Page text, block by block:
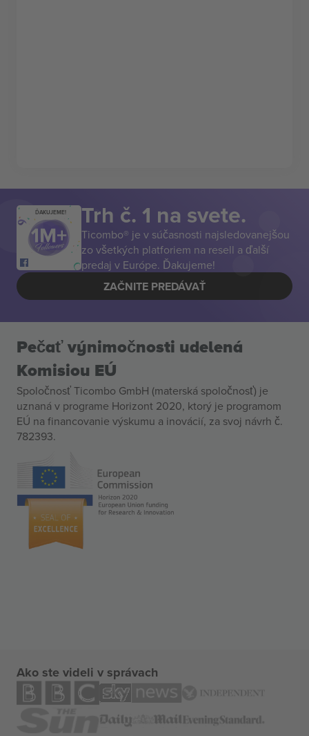
ĎAKUJEME! Trh č. 1 na svete.
Ticombo® je v súčasnosti najsledovanejšou
zo všetkých platforiem na resell a ďalší
predaj v Európe. Ďakujeme!
ZAČNITE PREDÁVAŤ
Pečať výnimočnosti udelená
Komisiou EÚ
Spoločnosť Ticombo GmbH (materská spoločnosť) je
uznaná v programe Horizont 2020, ktorý je programom
EÚ na financovanie výskumu a inovácií, za svoj návrh č.
782393.
Ako ste videli v správach